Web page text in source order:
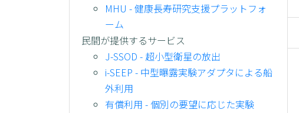
MHU - 健康長寿研究支援プラットフォ
ーム
民間が提供するサービス
J-SSOD - 超小型衛星の放出
i-SEEP - 中型曝露実験アダプタによる船
外利用
有償利用 - 個別の要望に応じた実験